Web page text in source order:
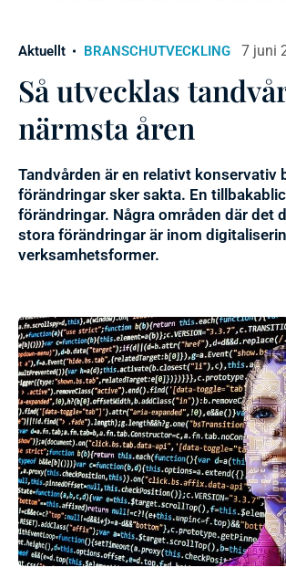
Aktuellt BRANSCHUTVECKLING 7 juni
Så utvecklas
närmsta åren
Tandvården är en relativt konservativ
förändringar sker sakta. En
förändringar. Några områden där det
stora förändringar är inom
verksamhetsformer.